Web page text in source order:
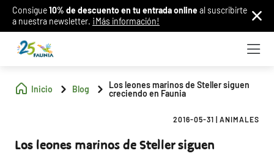
Consigue10% de descuento en tu entrada onlineal suscribirte
a nuestra newsletter. ¡Más información!
Inicio Blog
Los leones marinos de Steller siguen
creciendo en Faunia
2016-05-31 ANIMALES
Los leones marinos de Steller siguen